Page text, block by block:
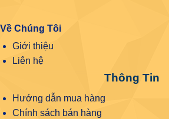
Về Chúng Tôi
Giới thiệu
Liên hệ
Thông Tin
Hướng dẫn mua hàng
Chính sách bán hàng